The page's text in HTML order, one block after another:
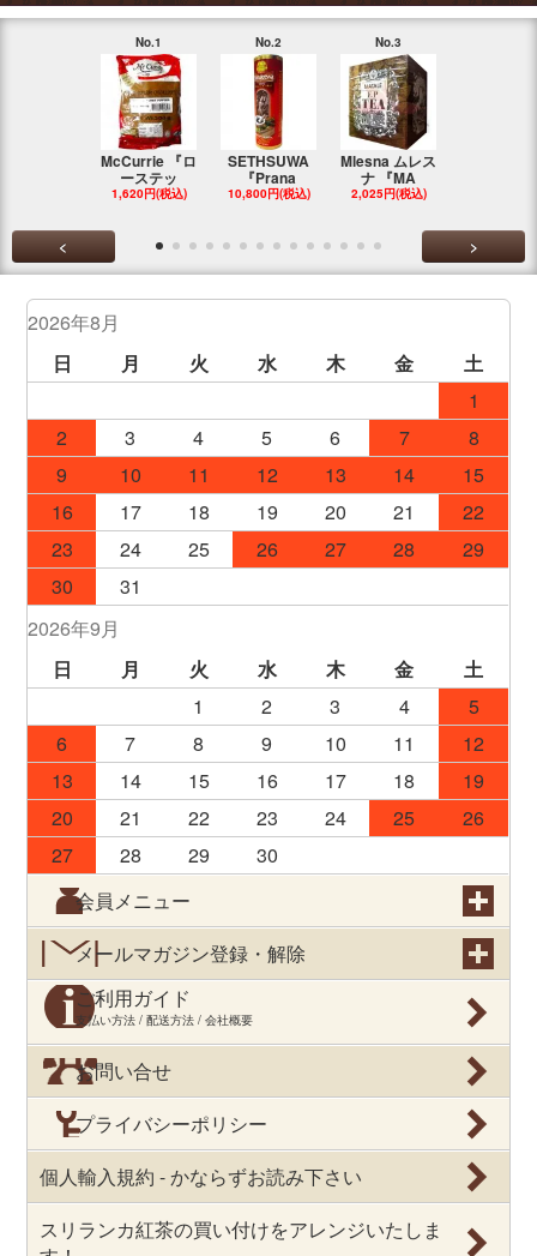
No.1
McCurrie 『ロ
ーステッ
1,620円(税込)
No.2
SETHSUWA
『Prana
10,800円(税込)
No.3
Mlesna ムレス
ナ 『MA
2,025円(税込)
< >
2026年8月
日
月 火 水 木 金
土
1
2
3 4 5 6 7
8
9
10 11 12 13 14
15
16
17 18 19 20 21
22
23
24 25 26 27 28
29
30
31
2026年9月
日
月 火 水 木 金
土
1
2 3 4
5
6
7 8 9 10 11
12
13
14 15 16 17 18
19
20
21 22 23 24 25
26
27
28 29
30
会員メニュー
メールマガジン登録・解除
ご利用ガイド
支払い方法 / 配送方法 / 会社概要
お問い合せ
プライバシーポリシー
個人輸入規約 - かならずお読み下さい
スリランカ紅茶の買い付けをアレンジいたしま